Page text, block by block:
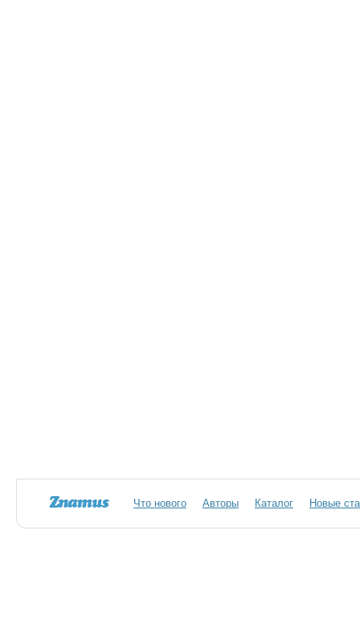
Что нового Авторы Каталог Новые